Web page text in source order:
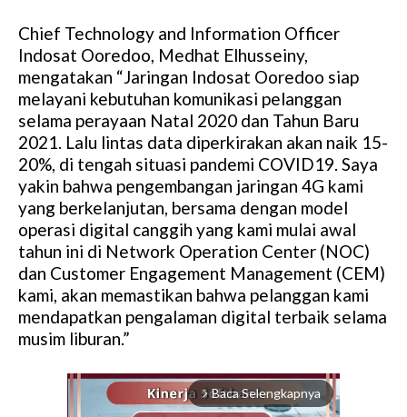
Chief Technology and Information Officer
Indosat Ooredoo, Medhat Elhusseiny,
mengatakan “Jaringan Indosat Ooredoo siap
melayani kebutuhan komunikasi pelanggan
selama perayaan Natal 2020 dan Tahun Baru
2021. Lalu lintas data diperkirakan akan naik 15-
20%, di tengah situasi pandemi COVID19. Saya
yakin bahwa pengembangan jaringan 4G kami
yang berkelanjutan, bersama dengan model
operasi digital canggih yang kami mulai awal
tahun ini di Network Operation Center (NOC)
dan Customer Engagement Management (CEM)
kami, akan memastikan bahwa pelanggan kami
mendapatkan pengalaman digital terbaik selama
musim liburan.”
arrow_forward_ios Baca Selengkapnya